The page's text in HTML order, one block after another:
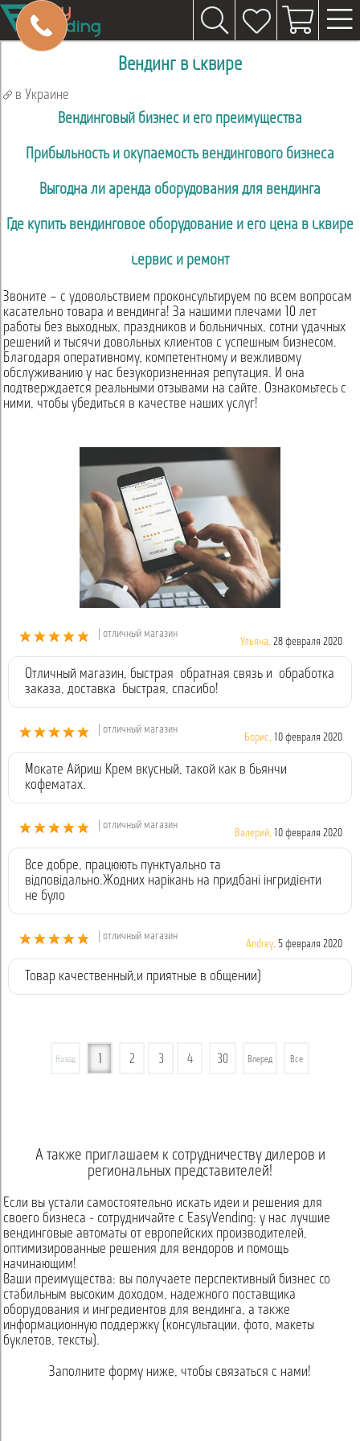
Вендинг в Сквире
в Украине
Вендинговый бизнес и его преимущества
Прибыльность и окупаемость вендингового бизнеса
Выгодна ли аренда оборудования для вендинга
Где купить вендинговое оборудование и его цена в Сквире
Сервис и ремонт
Звоните – с удовольствием проконсультируем по всем вопросам
касательно товара и вендинга! За нашими плечами 10 лет
работы без выходных, праздников и больничных, сотни удачных
решений и тысячи довольных клиентов с успешным бизнесом.
Благодаря оперативному, компетентному и вежливому
обслуживанию у нас безукоризненная репутация. И она
подтверждается реальными отзывами на сайте. Ознакомьтесь с
ними, чтобы убедиться в качестве наших услуг!
| отличный магазин
Ульяна, 28 февраля 2020
Отличный магазин, быстрая обратная связь и обработка
заказа, доставка быстрая, спасибо!
| отличный магазин
Борис, 10 февраля 2020
Мокате Айриш Крем вкусный, такой как в бьянчи
кофематах.
| отличный магазин
Валерий, 10 февраля 2020
Все добре, працюють пунктуально та
відповідально.Жодних нарікань на придбані інгридієнти
не було
| отличный магазин
Andrey, 5 февраля 2020
Товар качественный,и приятные в общении)
Назад 2 3 4 30 Вперед Все
А также приглашаем к сотрудничеству дилеров и
региональных представителей!
Если вы устали самостоятельно искать идеи и решения для
своего бизнеса - сотрудничайте с EasyVending: у нас лучшие
вендинговые автоматы от европейских производителей,
оптимизированные решения для вендоров и помощь
начинающим!
Ваши преимущества: вы получаете перспективный бизнес со
стабильным высоким доходом, надежного поставщика
оборудования и ингредиентов для вендинга, а также
информационную поддержку (консультации, фото, макеты
буклетов, тексты).
Заполните форму ниже, чтобы связаться с нами!